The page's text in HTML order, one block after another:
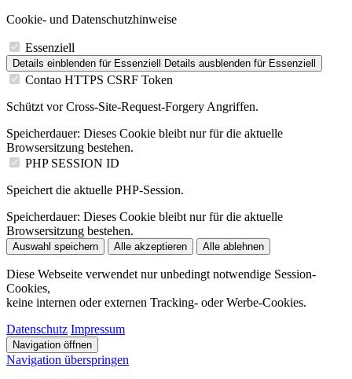
Cookie- und Datenschutzhinweise
Essenziell
Details einblenden für Essenziell Details ausblenden für Essenziell
Contao HTTPS CSRF Token
Schützt vor Cross-Site-Request-Forgery Angriffen.
Speicherdauer: Dieses Cookie bleibt nur für die aktuelle
Browsersitzung bestehen.
PHP SESSION ID
Speichert die aktuelle PHP-Session.
Speicherdauer: Dieses Cookie bleibt nur für die aktuelle
Browsersitzung bestehen.
Auswahl speichern Alle akzeptieren Alle ablehnen
Diese Webseite verwendet nur unbedingt notwendige Session-
Cookies,
keine internen oder externen Tracking- oder Werbe-Cookies.
Datenschutz Impressum
Navigation öffnen
Navigation überspringen